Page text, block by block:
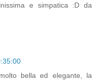
e simpatica :D da
bella ed elegante, la